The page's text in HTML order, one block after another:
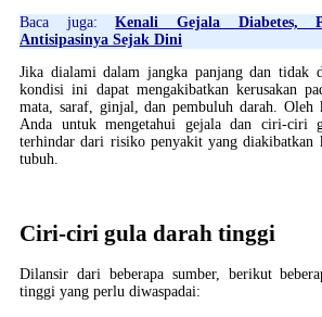
Baca juga:Kenali Gejala Diabetes,
Antisipasinya Sejak Dini
Jika dialami dalam jangka panjang dan tidak
kondisi ini dapat mengakibatkan kerusakan
mata, saraf, ginjal, dan pembuluh darah. Oleh
Anda untuk mengetahui gejala dan ciri-ciri
terhindar dari risiko penyakit yang diakibatkan
tubuh.
Ciri-ciri gula darah tinggi
Dilansir dari beberapa sumber, berikut
tinggi yang perlu diwaspadai: